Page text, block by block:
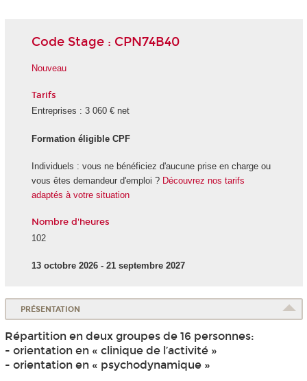
Code Stage : CPN74B40
Nouveau
Tarifs
Entreprises : 3 060 € net
Formation éligible CPF
Individuels : vous ne bénéficiez d'aucune prise en charge ou
vous êtes demandeur d'emploi ? Découvrez nos tarifs
adaptés à votre situation
Nombre d'heures
102
13 octobre 2026 - 21 septembre 2027
PRÉSENTATION
Répartition en deux groupes de 16 personnes:
- orientation en « clinique de l’activité »
- orientation en « psychodynamique »